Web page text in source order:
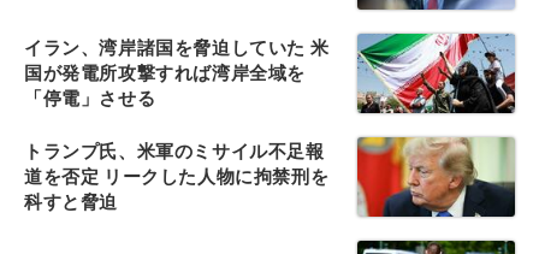
イラン、湾岸諸国を脅迫していた 米
国が発電所攻撃すれば湾岸全域を
「停電」させる
トランプ氏、米軍のミサイル不足報
道を否定 リークした人物に拘禁刑を
科すと脅迫